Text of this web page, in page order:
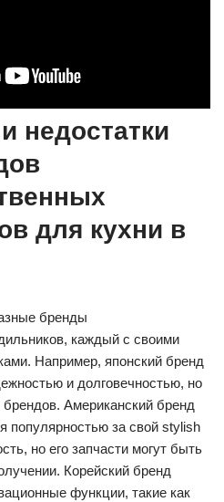
недостатки
для кухни в
бренды
каждый с своими
Например, японский бренд
и долговечностью, но
Американский бренд
популярностью за свой stylish
но его запчасти могут быть
Корейский бренд
функции, такие как